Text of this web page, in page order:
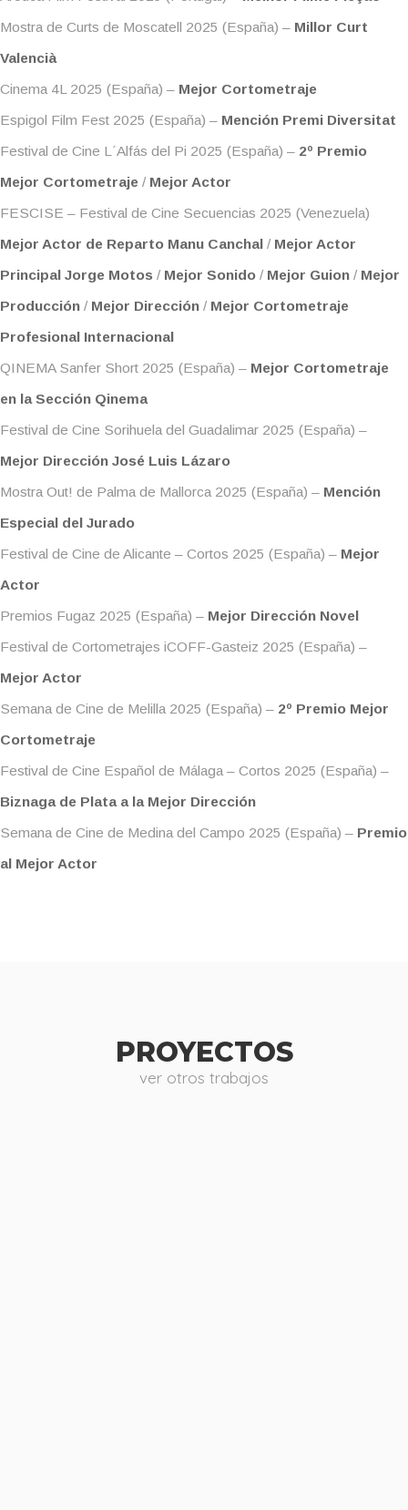
Mostra de Curts de Moscatell 2025 (España) – Millor Curt
Valencià
Cinema 4L 2025 (España) – Mejor Cortometraje
Espigol Film Fest 2025 (España) – Mención Premi Diversitat
Festival de Cine L´Alfás del Pi 2025 (España) – 2º Premio
Mejor Cortometraje / Mejor Actor
FESCISE – Festival de Cine Secuencias 2025 (Venezuela)
Mejor Actor de Reparto Manu Canchal / Mejor Actor
Principal Jorge Motos / Mejor Sonido / Mejor Guion / Mejor
Producción / Mejor Dirección / Mejor Cortometraje
Profesional Internacional
QINEMA Sanfer Short 2025 (España) – Mejor Cortometraje
en la Sección Qinema
Festival de Cine Sorihuela del Guadalimar 2025 (España) –
Mejor Dirección José Luis Lázaro
Mostra Out! de Palma de Mallorca 2025 (España) – Mención
Especial del Jurado
Festival de Cine de Alicante – Cortos 2025 (España) – Mejor
Actor
Premios Fugaz 2025 (España) – Mejor Dirección Novel
Festival de Cortometrajes iCOFF-Gasteiz 2025 (España) –
Mejor Actor
Semana de Cine de Melilla 2025 (España) – 2º Premio Mejor
Cortometraje
Festival de Cine Español de Málaga – Cortos 2025 (España) –
Biznaga de Plata a la Mejor Dirección
Semana de Cine de Medina del Campo 2025 (España) – Premio
al Mejor Actor
PROYECTOS
ver otros trabajos